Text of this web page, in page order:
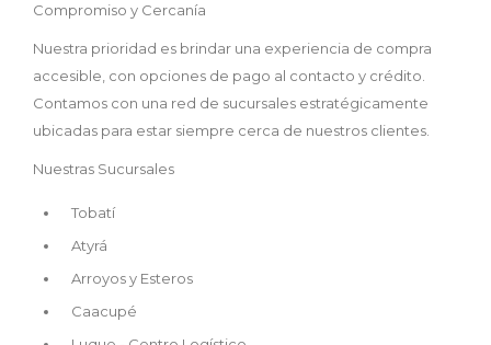
Compromiso y Cercanía
Nuestra prioridad es brindar una experiencia de compra
accesible, con opciones de pago al contacto y crédito.
Contamos con una red de sucursales estratégicamente
ubicadas para estar siempre cerca de nuestros clientes.
Nuestras Sucursales
Tobatí
Atyrá
Arroyos y Esteros
Caacupé